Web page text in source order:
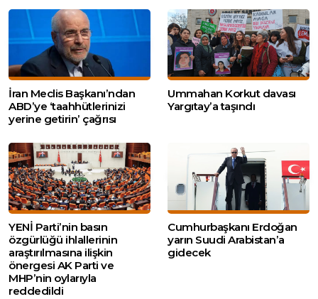
İran Meclis Başkanı’ndan
ABD’ye ‘taahhütlerinizi
yerine getirin’ çağrısı
Ummahan Korkut davası
Yargıtay’a taşındı
YENİ Parti’nin basın
özgürlüğü ihlallerinin
araştırılmasına ilişkin
önergesi AK Parti ve
MHP’nin oylarıyla
reddedildi
Cumhurbaşkanı Erdoğan
yarın Suudi Arabistan’a
gidecek